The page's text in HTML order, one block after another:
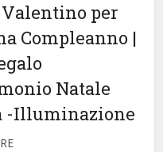
Valentino per
Compleanno |
Natale
-Illuminazione